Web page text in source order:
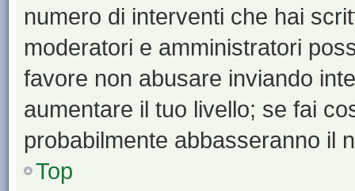
numero di interventi che hai
moderatori e amministratori
favore non abusare inviando
aumentare il tuo livello; se fai
probabilmente abbasseranno il
Top